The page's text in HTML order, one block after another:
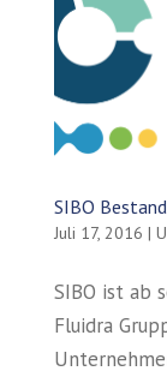
SIBO
Juli 17, 2016 |
SIBO ist ab
Fluidra